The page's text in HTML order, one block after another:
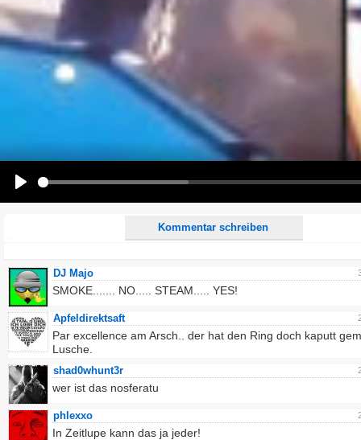
Kommentar schreiben
Name:
E-Mail-Adresse (optional):
Kommentar:
Alle HTML-Tags außer <br>, <strike> und <i> werden aus Deinem Kommentar entfernt.
URLs werden automatisch umgewandelt. Bitte verwende "www." oder "http://" in URLs
Ich möchte eine E-Mail, wenn auf dieser Seite weitere Kommentare erscheinen.
DJ Majo
SMOKE....... NO..... STEAM..... YES!
Apfeldirektsaft
Par excellence am Arsch.. der hat den Ring doch kaputt
Lusche.
shad0whunt3r
wer ist das nosferatu
phlexxo
In Zeitlupe kann das ja jeder!